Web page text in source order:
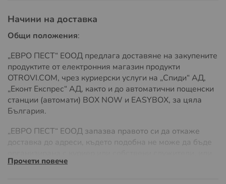
диатомит на прах, естествен минерал, произтичащ от
диатомовите водорасли. Той е изключително ефикасен
в контрола на насекоми благодарение на своите
защитни слоеве на въшките.
Използването на HOMEVO гарантира ефективна и
екологично чиста защита на вашите растения от
щитоносни (костенуркови) въшки, като по този начин
запазва здравето и красотата на вашата градина без
растителна защита за щитоносни въшки.
Начини на доставка
Общи положения:
„ЕВРО ПЕСТ“ ЕООД предлага доставяне на закупените
продуктите от електронния магазин продукти
OTROVI.COM, чрез куриерски услуги на „Спиди“ АД,
„Еконт Експрес“ АД, както и до автоматични пощенски
станции (автомати) BOX NOW и EASYBOX, за цяла
България.
„ЕВРО ПЕСТ“ ЕООД запазва правото си да откаже
доставка до адреси, където подобна не може да бъде
ако разходите на доставка значително надвишават
Прочети повече